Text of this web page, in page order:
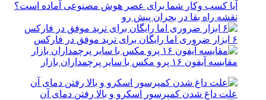
آیا کسب وکار شما برای عصر هوش مصنوعی آماده است؟
نقشه راه بقا در بحران پیش رو
۶ ابزار ضروری اما رایگان برای ترید موفق در فارکس
مقایسه آیفون ۱۶ پرو مکس با سایر پرچمداران بازار
علت داغ شدن کمپرسور اسکرو و بالا رفتن دمای آن